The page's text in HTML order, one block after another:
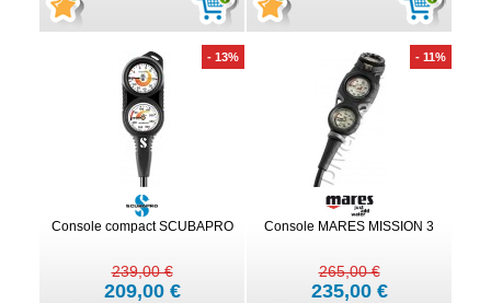
- 13%
Console compact SCUBAPRO
239,00 €
209,00 €
- 11%
Console MARES MISSION 3
265,00 €
235,00 €